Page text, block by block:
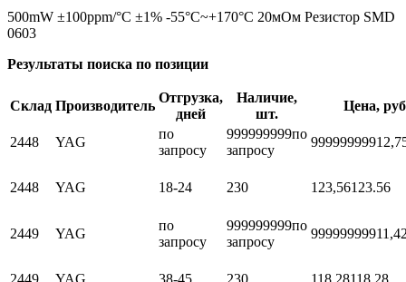
500mW ±100ppm/°C ±1% -55°C~+170°C 20мОм Резистор SMD
0603
Результаты поиска по позиции
Склад Производитель
Отгрузка,
дней
Наличие,
шт.
Цена,
2448 YAG
по
запросу
999999999по
запросу
999999999
2448 YAG 18-24 230 123,56123.56
2449 YAG
по
запросу
999999999по
запросу
999999999